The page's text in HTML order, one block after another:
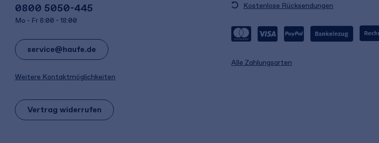
0800 5050-445
Mo - Fr 8:00 - 18:00
service@haufe.de
Weitere Kontaktmöglichkeiten
Vertrag widerrufen
Kostenlose Rücksendungen
Alle Zahlungsarten